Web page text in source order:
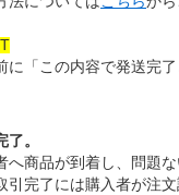
に「この内容で発送完
了。
へ商品が到着し、問題
引完了には購入者が注